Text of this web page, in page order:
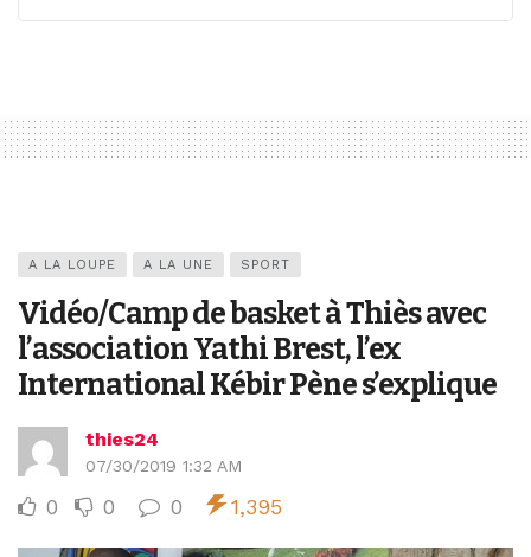
A LA LOUPE A LA UNE SPORT
Vidéo/Camp de basket à Thiès avec
l’association Yathi Brest, l’ex
International Kébir Pène s’explique
thies24
07/30/2019 1:32 AM
0 0 0 1,395